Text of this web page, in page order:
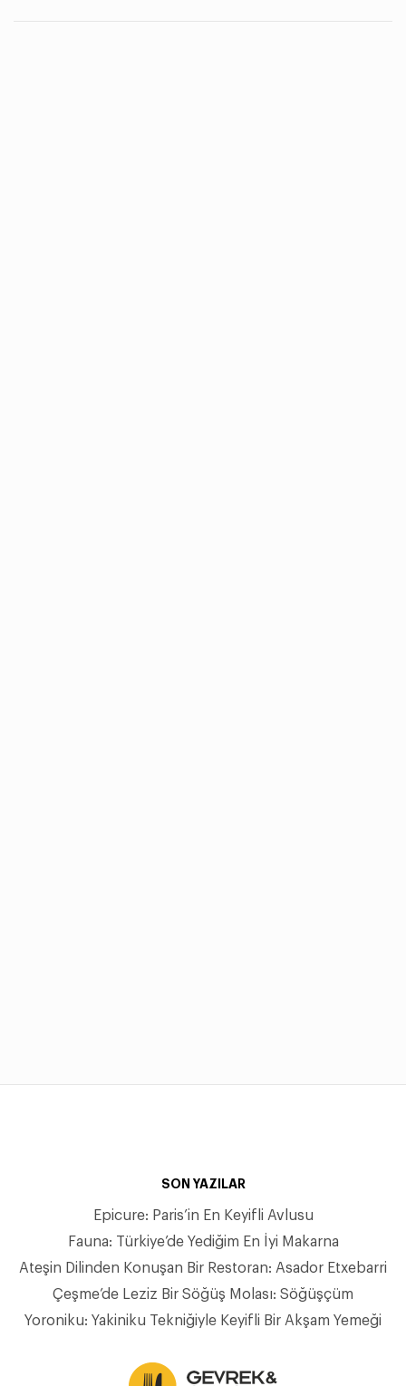
SON YAZILAR
Epicure: Paris’in En Keyifli Avlusu
Fauna: Türkiye’de Yediğim En İyi Makarna
Ateşin Dilinden Konuşan Bir Restoran: Asador Etxebarri
Çeşme’de Leziz Bir Söğüş Molası: Söğüşçüm
Yoroniku: Yakiniku Tekniğiyle Keyifli Bir Akşam Yemeği